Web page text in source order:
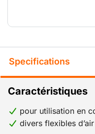
Specifications
Caractéristiques
pour utilisation en
divers flexibles